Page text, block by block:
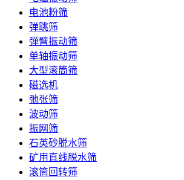
电池粉筛
弹跳筛
弹臂振动筛
单轴振动筛
大型滚筒筛
磁选机
弛张筛
波动筛
振网筛
石英砂脱水筛
矿用直线脱水筛
滚筒回转筛